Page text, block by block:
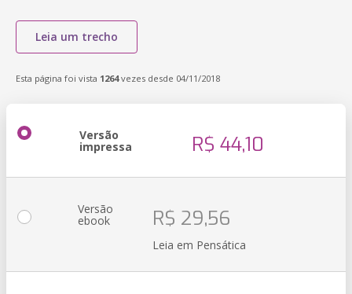
Leia um trecho
Esta página foi vista 1264vezes desde 04/11/2018
Versão
impressa R$ 44,10
Versão
ebook R$ 29,56
Leia em Pensática